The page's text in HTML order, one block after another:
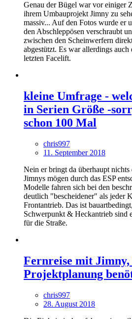
Genau der Bügel war vor einiger
ihrem Umbauprojekt Jimny zu
massiv... Auf den Fotos wurde er
den Abschleppösen verschraubt
zwischen den Scheinwerfern
abgestützt. Es war allerdings
letzten Facelift.
kleine Umfrage -
in Serien Größe -
schon 100 Mal
chris997
11. September 2018
Nein er bringt da überhaupt nichts
Jimnys mögen durch das ESP
Modelle fahren sich bei den
deutlich "bescheidener" als jeder
Frontantrieb. Das ist
Schwerpunkt & Heckantrieb sind
für die Straße.
Fernreise mit
Projektplanung
chris997
28. August 2018